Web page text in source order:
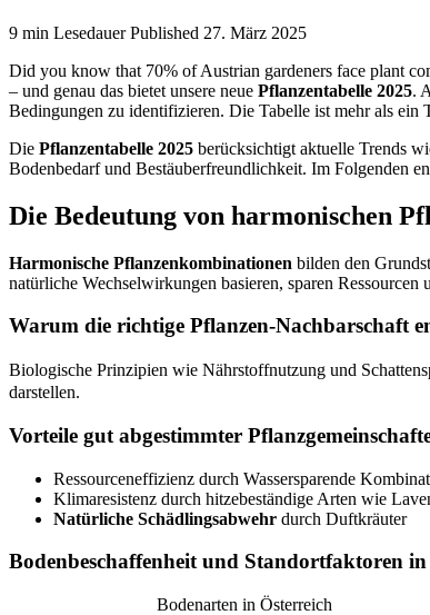
9 min LesedauerPublished 27. März 2025
Did you know that 70% of Austrian gardeners face plant
– und genau das bietet unsere neue Pflanzentabelle 2025.
Bedingungen zu identifizieren. Die Tabelle ist mehr als ein
Die Pflanzentabelle 2025 berücksichtigt aktuelle Trends
Bodenbedarf und Bestäuberfreundlichkeit. Im Folgenden
Die Bedeutung von harmonischen
Harmonische Pflanzenkombinationen bilden den
natürliche Wechselwirkungen basieren, sparen Ressourcen
Warum die richtige Pflanzen-Nachbarschaft
Biologische Prinzipien wie Nährstoffnutzung und
darstellen.
Vorteile gut abgestimmter
Ressourceneffizienz durch Wassersparende
Klimaresistenz durch hitzebeständige Arten wie
Natürliche Schädlingsabwehr durch Duftkräuter
Bodenbeschaffenheit und Standortfaktoren
Bodenarten in Österreich